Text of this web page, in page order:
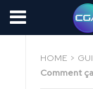
HOME >
Comment